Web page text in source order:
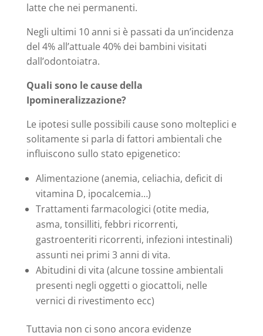
latte che nei permanenti.
Negli ultimi 10 anni si è passati da un’incidenza
del 4% all’attuale 40% dei bambini visitati
dall’odontoiatra.
Quali sono le cause della
Ipomineralizzazione?
Le ipotesi sulle possibili cause sono molteplici e
solitamente si parla di fattori ambientali che
influiscono sullo stato epigenetico:
Alimentazione (anemia, celiachia, deficit di
vitamina D, ipocalcemia…)
Trattamenti farmacologici (otite media,
asma, tonsilliti, febbri ricorrenti,
gastroenteriti ricorrenti, infezioni intestinali)
assunti nei primi 3 anni di vita.
Abitudini di vita (alcune tossine ambientali
presenti negli oggetti o giocattoli, nelle
vernici di rivestimento ecc)
Tuttavia non ci sono ancora evidenze